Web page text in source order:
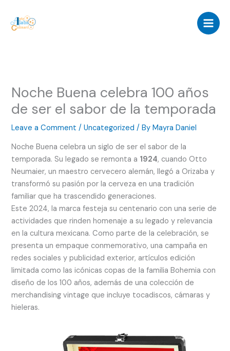
content
Noche Buena celebra 100 años
de ser el sabor de la temporada
Leave a Comment /Uncategorized / ByMayra Daniel
Noche Buena celebra un siglo de ser el sabor de la
temporada. Su legado se remonta a 1924, cuando Otto
Neumaier, un maestro cervecero alemán, llegó a Orizaba y
transformó su pasión por la cerveza en una tradición
familiar que ha trascendido generaciones.
Este 2024, la marca festeja su centenario con una serie de
actividades que rinden homenaje a su legado y relevancia
en la cultura mexicana. Como parte de la celebración, se
presenta un empaque conmemorativo, una campaña en
redes sociales y publicidad exterior, artículos edición
limitada como las icónicas copas de la familia Bohemia con
diseño de los 100 años, además de una colección de
merchandising vintage que incluye tocadiscos, cámaras y
hieleras.